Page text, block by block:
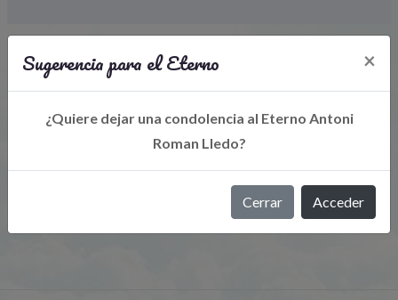
Libro de Eterno
Sugerencia para el Eterno ×
¿Quiere dejar una condolencia al Eterno Antoni
Roman Lledo?
Cerrar Acceder